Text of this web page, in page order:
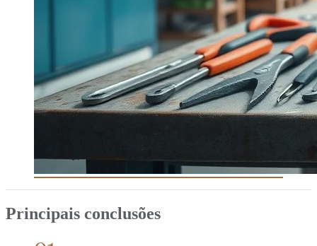
Principais conclusões